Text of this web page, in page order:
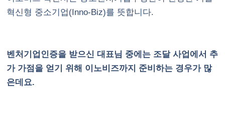
혁신형 중소기업(Inno-Biz)를 뜻합니다.
벤처기업인증을 받으신 대표님 중에는 조달 사업에서 추
가 가점을 얻기 위해 이노비즈까지 준비하는 경우가 많
은데요.